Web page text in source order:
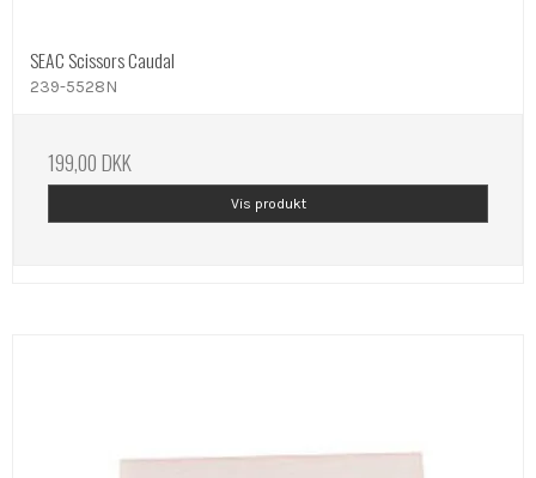
SEAC Scissors Caudal
239-5528N
199,00 DKK
Vis produkt